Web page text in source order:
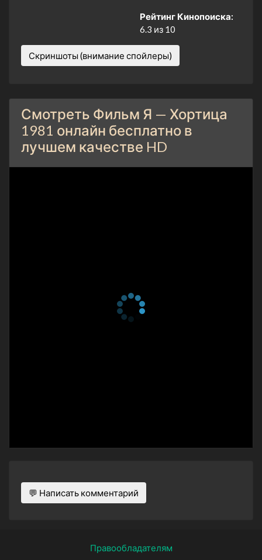
Рейтинг Кинопоиска:
6.3 из 10
Скриншоты (внимание спойлеры)
Смотреть Фильм Я — Хортица
1981 онлайн бесплатно в
лучшем качестве HD
💬 Написать комментарий
Правообладателям